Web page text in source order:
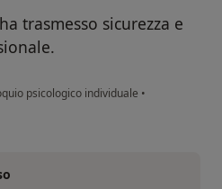
trasmesso sicurezza e
psicologico individuale •